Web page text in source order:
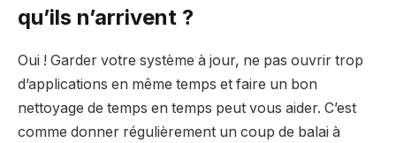
qu’ils n’arrivent ?
Oui ! Garder votre système à jour, ne pas ouvrir trop
d’applications en même temps et faire un bon
nettoyage de temps en temps peut vous aider. C’est
comme donner régulièrement un coup de balai à